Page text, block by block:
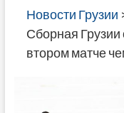
Новости Грузии
Сборная
втором матче